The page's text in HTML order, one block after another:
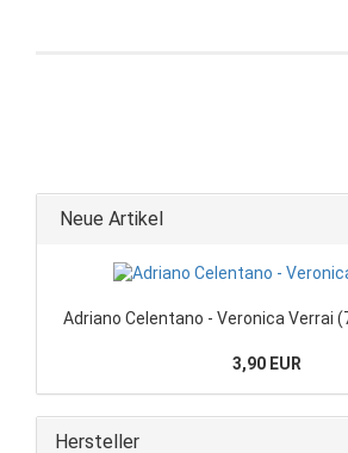
Neue Artikel
Adriano Celentano - Veronica Verrai
3,90 EUR
Hersteller